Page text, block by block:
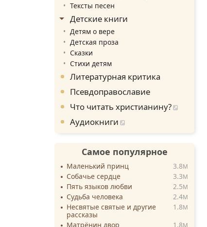
Тексты песен
Детские книги
Детям о вере
Детская проза
Сказки
Стихи детям
Литературная критика
Псевдоправославие
Что читать христианину?
Аудиокниги
Самое популярное
Маленький принц 3.8M
Собачье сердце 3.3M
Пять языков любви 2.5M
Судьба человека 2.4M
Несвятые святые и другие
рассказы
1.8M
Матрёнин двор 1.8M